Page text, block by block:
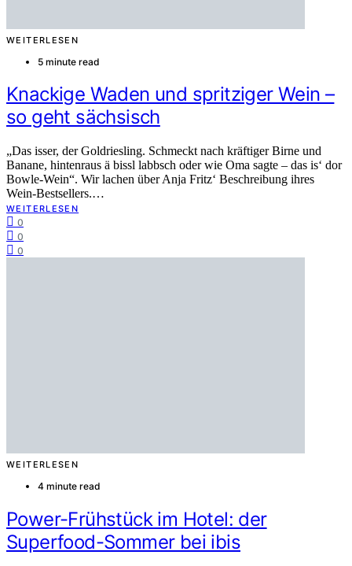
WEITERLESEN
5 minute read
Knackige Waden und spritziger Wein –
so geht sächsisch
„Das isser, der Goldriesling. Schmeckt nach kräftiger Birne und
Banane, hintenraus ä bissl labbsch oder wie Oma sagte – das is‘ dor
Bowle-Wein“. Wir lachen über Anja Fritz‘ Beschreibung ihres
Wein-Bestsellers.…
WEITERLESEN
0
0
0
WEITERLESEN
4 minute read
Power-Frühstück im Hotel: der
Superfood-Sommer bei ibis